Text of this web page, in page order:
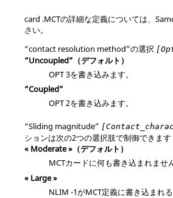
card .MCTの詳細な定義については、
さい。
“contact resolution method”の選択
“Uncoupled”（デフォルト）
OPT 3を書き込みます。
“Coupled”
OPT 2を書き込みます。
“Sliding magnitude”
ションは次の2つの選択肢で制御できます
« Moderate »（デフォルト）
MCTカードに何も書き込まれません
« Large »
NLIM -1がMCT定義に書き込まれる